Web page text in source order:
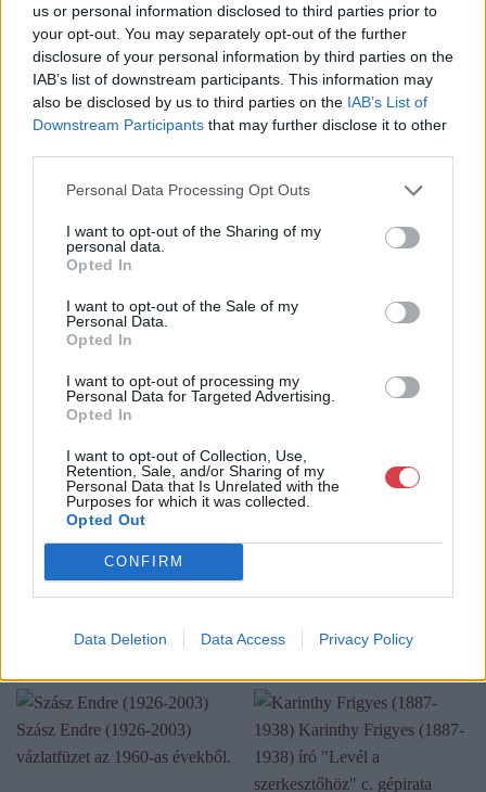
us or personal information disclosed to third parties prior to
your opt-out. You may separately opt-out of the further
disclosure of your personal information by third parties on the
IAB’s list of downstream participants. This information may
also be disclosed by us to third parties on the IAB’s List of
Downstream Participants that may further disclose it to other
Personal Data Processing Opt Outs
I want to opt-out of the Sharing of my
personal data.
Opted In
I want to opt-out of the Sale of my
Personal Data.
Opted In
I want to opt-out of processing my
Personal Data for Targeted Advertising.
Opted In
I want to opt-out of Collection, Use,
Retention, Sale, and/or Sharing of my
Personal Data that Is Unrelated with the
Purposes for which it was collected.
Opted Out
CONFIRM
Data Deletion Data Access Privacy Policy
Eladó adatai
Eladó:Aukcio.net - Mike
Portobello Aukciósház
Cím: Vízkeleti Lívia
Mipo Kft
+36703805044
1053
Bemutatkozás: Immár közel 30 éve, hogy a Múzeum körúton
elkezdte működését a Mike és Tsa Antikvárium, majd 2010-ben
és megszületett a Mike Portobello Aukciósház. 2022-től saját
oldalunkon bonyolítjuk árverésünket. www.aukcio.net
GALÉRIA TOVÁBBI MŰTÁRGYAI
KAPCSOLÓDÓ MŰTÁRGYAK